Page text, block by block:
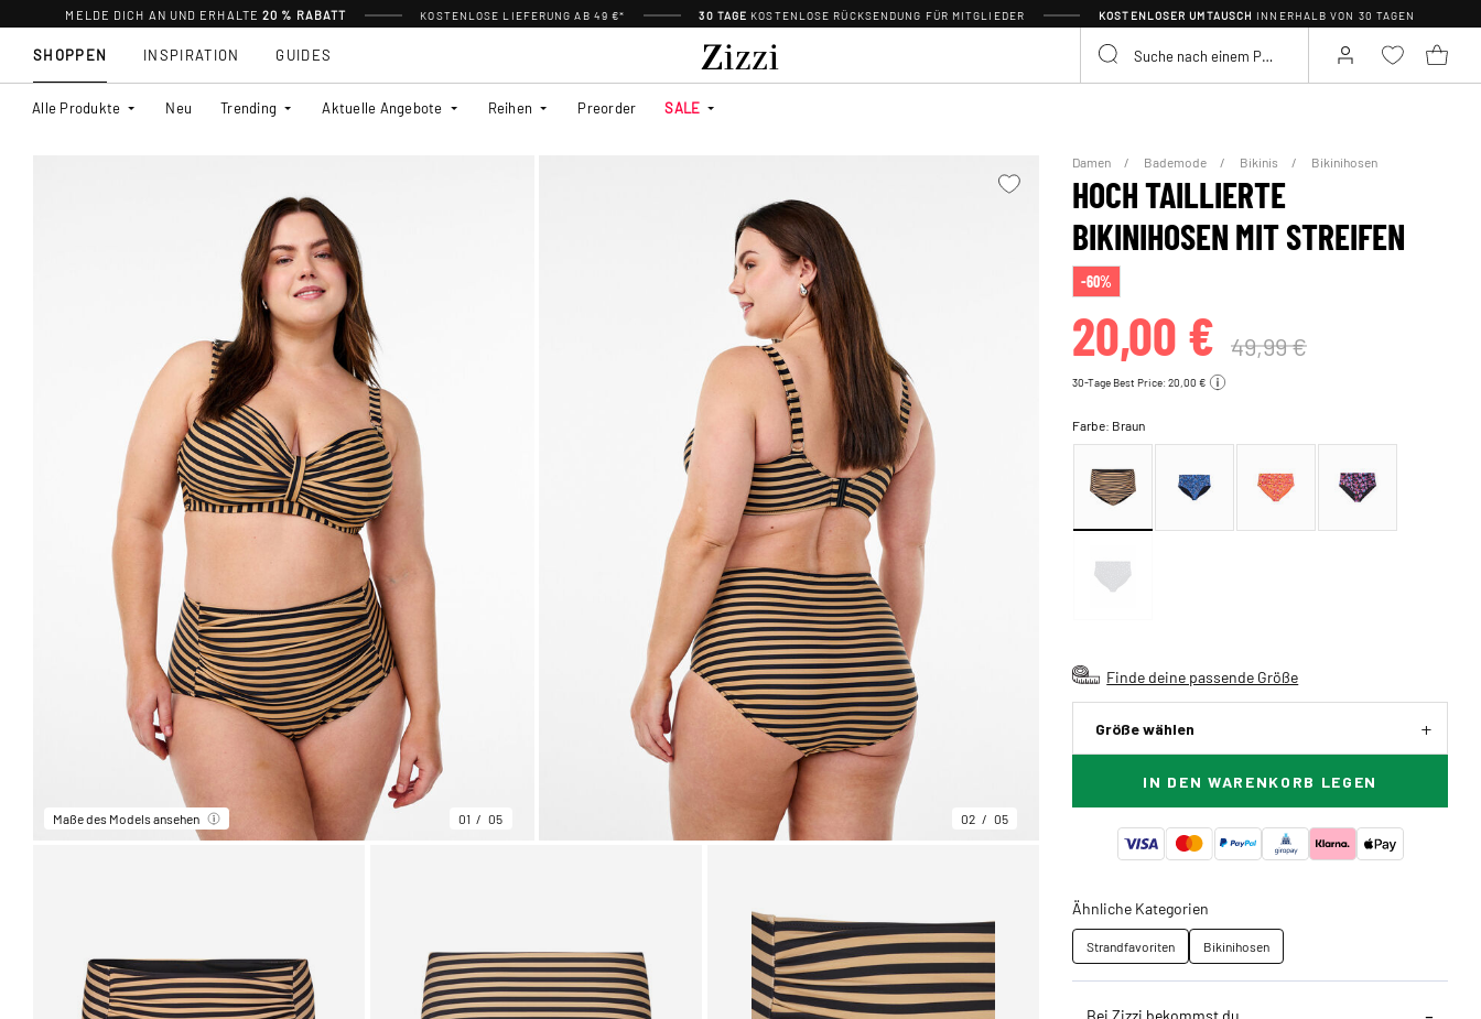
MELDE DICH AN UND ERHALTE20 % RABATT KOSTENLOSE LIEFERUNG AB 49 €* 30 TAGE KOSTENLOSE RÜCKSENDUNG FÜR MITGLIEDER KOSTENLOSER UMTAUSCH INNERHALB VON 30 TAGEN
SHOPPEN
Alle Produkte Neu Trending Aktuelle Angebote Reihen Preorder SALE
INSPIRATION GUIDES
Maße des Models ansehen 01 05 02 05
Damen Bademode Bikinis Bikinihosen
HOCH TAILLIERTE
BIKINIHOSEN MIT STREIFEN
-60%
20,00 € 49,99 €
30-Tage Best Price: 20,00 €
Farbe: Braun
Finde deine passende Größe
Größe wählen
IN DEN WARENKORB LEGEN
Ähnliche Kategorien
Strandfavoriten Bikinihosen
Bei Zizzi bekommst du